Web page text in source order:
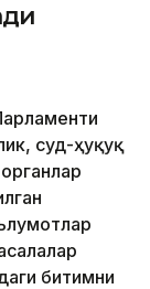
суд-ҳуқуқ
битимни